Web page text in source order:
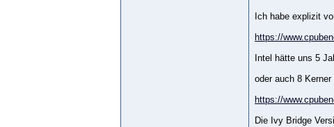
Ich habe explizit
https://
Intel hätte uns 5
oder auch 8 Kerner
https://
Die Ivy Bridge